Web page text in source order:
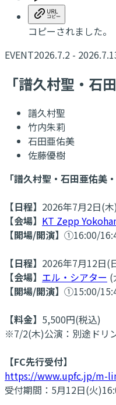
コピーされました。
EVENT2026.7.2 -
「譜久村聖・
譜久村聖
竹内朱莉
石田亜佑美
佐藤優樹
「譜久村聖・石田亜佑
【日程】 2026年7月2日(
【会場】 KT Zepp
【開場/開演】 ①16:00/
【日程】 2026年7月12日(
【会場】 エル・シアター (
【開場/開演】 ①15:00/
【料金】 5,500円(税込)
※7/2(木)公演：別途ドリ
【FC先行受付】
https://www.upfc.jp/m-
受付期間：5月12日(火